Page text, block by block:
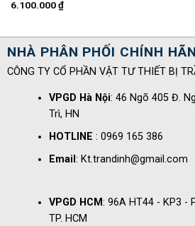
6.100.000₫
NHÀ PHÂN PHỐI CHÍNH
CÔNG TY CỔ PHẦN VẬT TƯ THIẾT BỊ
VPGD Hà Nội: 46 Ngõ 405 Đ.
Trì, HN
HOTLINE : 0969 165 386
Email : Kt.trandinh@gmail.com
VPGD HCM: 96A HT44 - KP3 -
TP. HCM